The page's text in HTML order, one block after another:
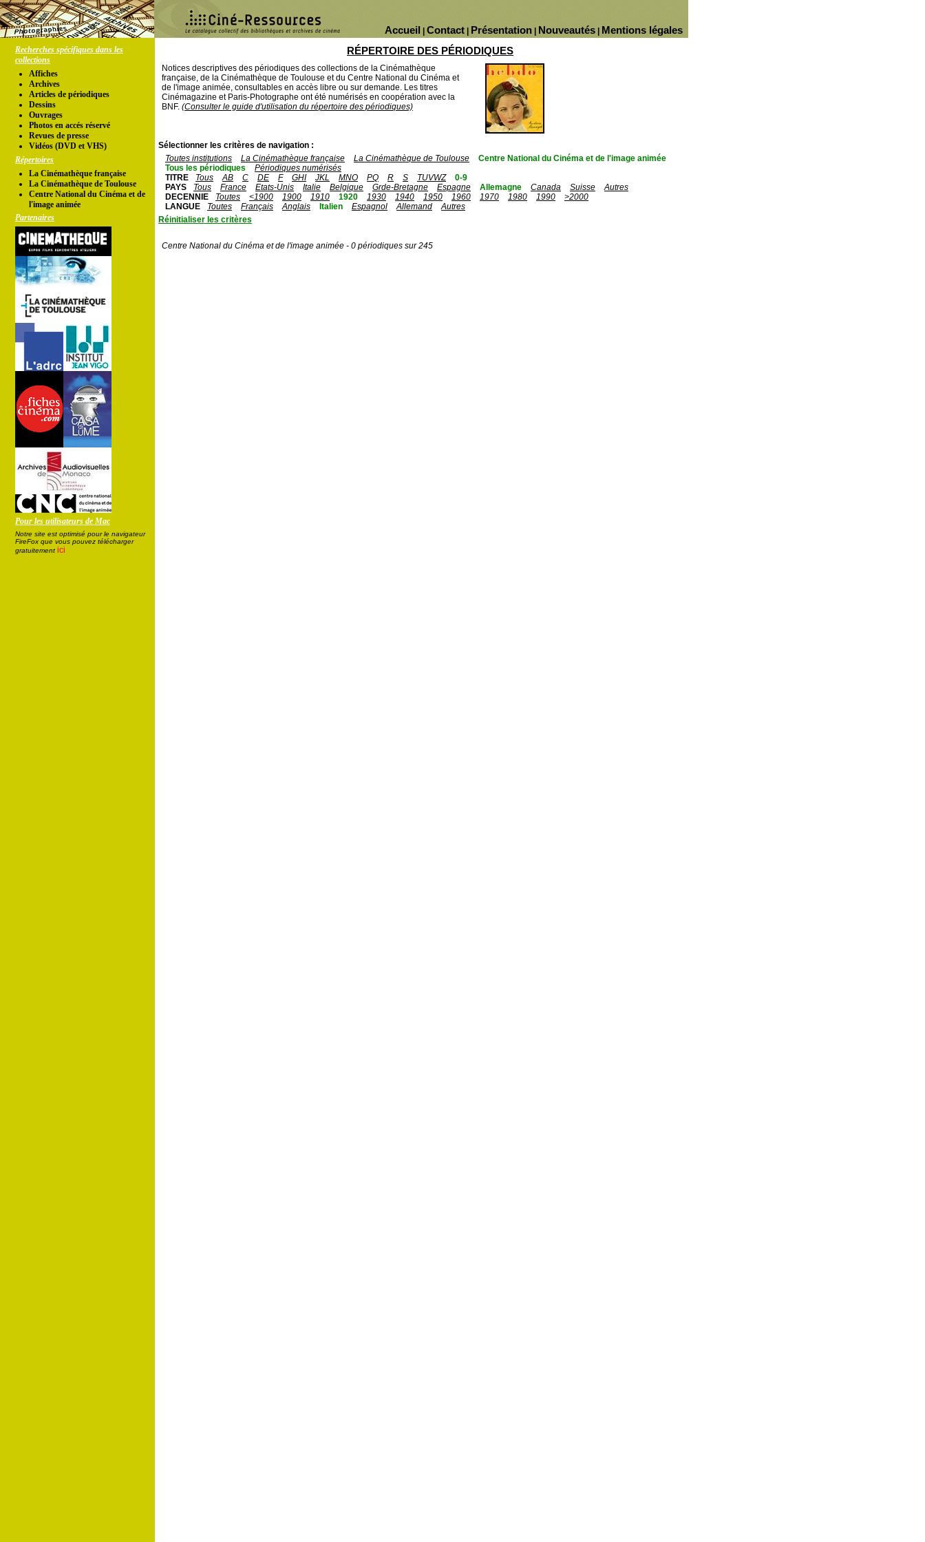
Mentions légales
Nouveautés
Présentation
Contact
Accueil
Recherches spécifiques dans les
collections
Affiches
Archives
Articles de périodiques
Dessins
Ouvrages
Photos en accés réservé
Revues de presse
Vidéos (DVD et VHS)
Répertoires
La Cinémathèque française
La Cinémathèque de Toulouse
Centre National du Cinéma et de
l'image animée
Partenaires
Pour les utilisateurs de Mac
Notre site est optimisé pour le navigateur
FireFox que vous pouvez télécharger
gratuitement ici
RÉPERTOIRE DES PÉRIODIQUES
Notices descriptives des périodiques des collections de la Cinémathèque
française, de la Cinémathèque de Toulouse et du Centre National du Cinéma et
de l'image animée, consultables en accès libre ou sur demande. Les titres
Cinémagazine et Paris-Photographe ont été numérisés en coopération avec la
BNF. (Consulter le guide d'utilisation du répertoire des périodiques)
Sélectionner les critères de navigation :
Toutes institutions
La Cinémathèque française La Cinémathèque de Toulouse
Centre National du Cinéma et de l'image animée
Tous les périodiques
Périodiques numérisés
TITRE
Tous AB C DE F GHI JKL MNO PQ R S TUVWZ
0-9
PAYS
Tous France Etats-Unis Italie Belgique Grde-Bretagne Espagne Allemagne Canada Suisse
Autres
DECENNIE
Toutes <1900 1900 1910 1920 1930 1940 1950 1960 1970 1980 1990
>2000
LANGUE
Toutes Français Anglais Italien Espagnol Allemand
Autres
Réinitialiser les critères
Centre National du Cinéma et de l'image animée - 0 périodiques sur 245